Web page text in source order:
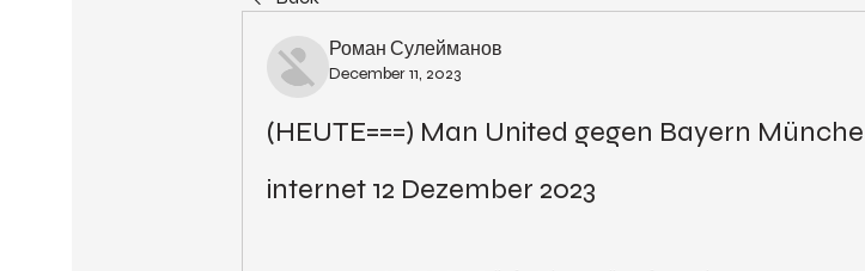
Роман Сулейманов
December 11, 2023
(HEUTE===) Man United gegen Bayern
internet 12 Dezember 2023